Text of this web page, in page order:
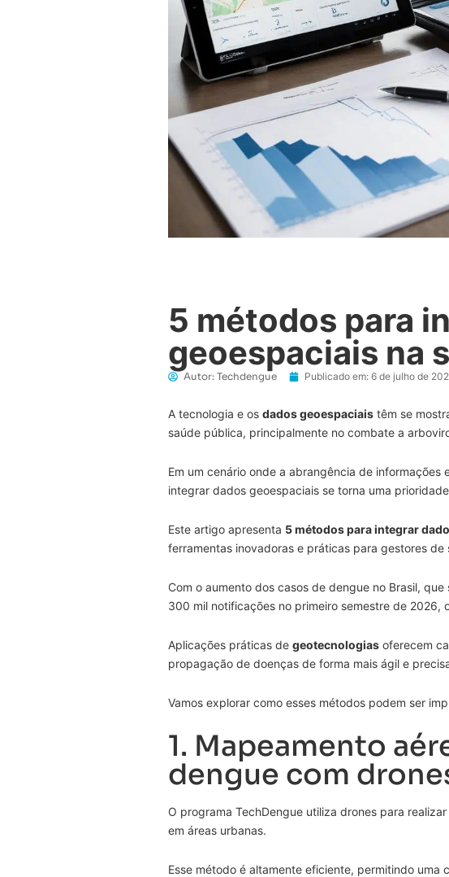
5 métodos para
geoespaciais na
Autor:Techdengue Publicado em: 6 de julho de
A tecnologia e os dados geoespaciaistêm se
saúde pública, principalmente no combate a
Em um cenário onde a abrangência de
integrar dados geoespaciais se torna uma
Este artigo apresenta 5 métodos para integrar
ferramentas inovadoras e práticas para gestores de
Com o aumento dos casos de dengue no Brasil,
300 mil notificações no primeiro semestre de 2026,
Aplicações práticas de geotecnologiasoferecem
propagação de doenças de forma mais ágil e
Vamos explorar como esses métodos podem ser
1. Mapeamento
dengue com
O programa TechDengue utiliza drones para realizar
em áreas urbanas.
Esse método é altamente eficiente, permitindo